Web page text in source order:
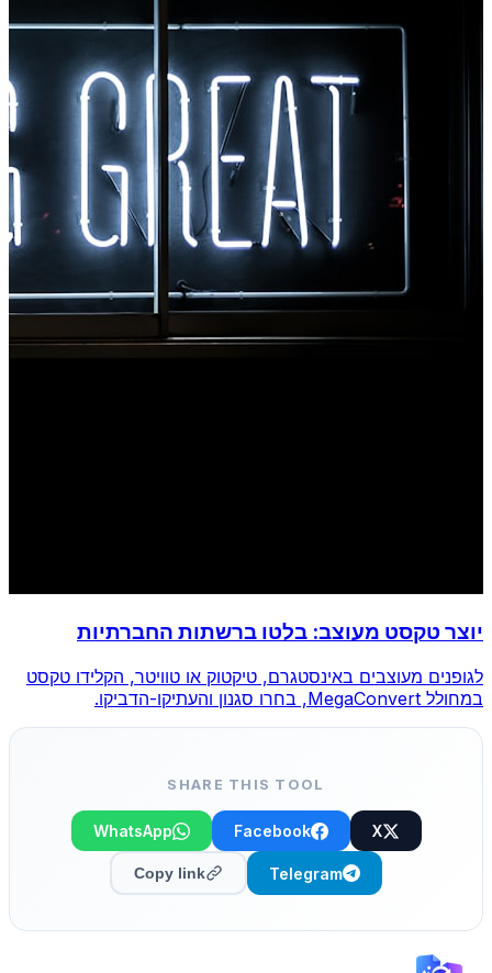
יוצר טקסט מעוצב: בלטו ברשתות החברתיות
לגופנים מעוצבים באינסטגרם, טיקטוק או טוויטר, הקלידו טקסט
במחולל MegaConvert, בחרו סגנון והעתיקו-הדביקו.
SHARE THIS TOOL
X
Facebook
WhatsApp
Telegram
Copy link